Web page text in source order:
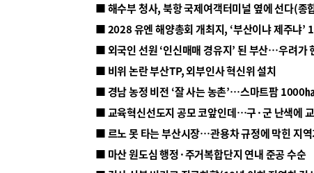
■ 해수부 청사, 북항 국제여객터미널 옆에 선다(종
■ 2028 유엔 해양총회 개최지, ‘부산이냐 제주냐’
■ 외국인 선원 ‘인신매매 경유지’ 된 부산…우려가
■ 비위 논란 부산TP, 외부인사 혁신위 설치
■ 르노 못 타는 부산시장…관용차 규정에 막힌 지역
■ 마산 원도심 행정·주거복합단지 연내 준공 수순